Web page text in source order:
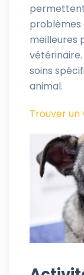
problèmes
meilleures
soins
animal.
Trouver un